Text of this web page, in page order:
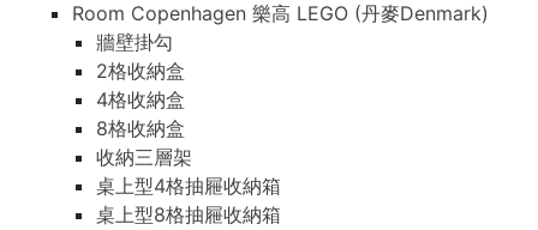
Room Copenhagen 樂高 LEGO (丹麥Denmark)
牆壁掛勾
2格收納盒
4格收納盒
8格收納盒
收納三層架
桌上型4格抽屜收納箱
桌上型8格抽屜收納箱